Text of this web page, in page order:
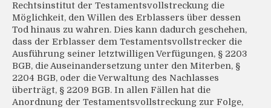
Rechtsinstitut der Testamentsvollstreckung die
Möglichkeit, den Willen des Erblassers über dessen
Tod hinaus zu wahren. Dies kann dadurch geschehen,
dass der Erblasser dem Testamentsvollstrecker die
Ausführung seiner letztwilligen Verfügungen, § 2203
BGB, die Auseinandersetzung unter den Miterben, §
2204 BGB, oder die Verwaltung des Nachlasses
überträgt, § 2209 BGB. In allen Fällen hat die
Anordnung der Testamentsvollstreckung zur Folge,